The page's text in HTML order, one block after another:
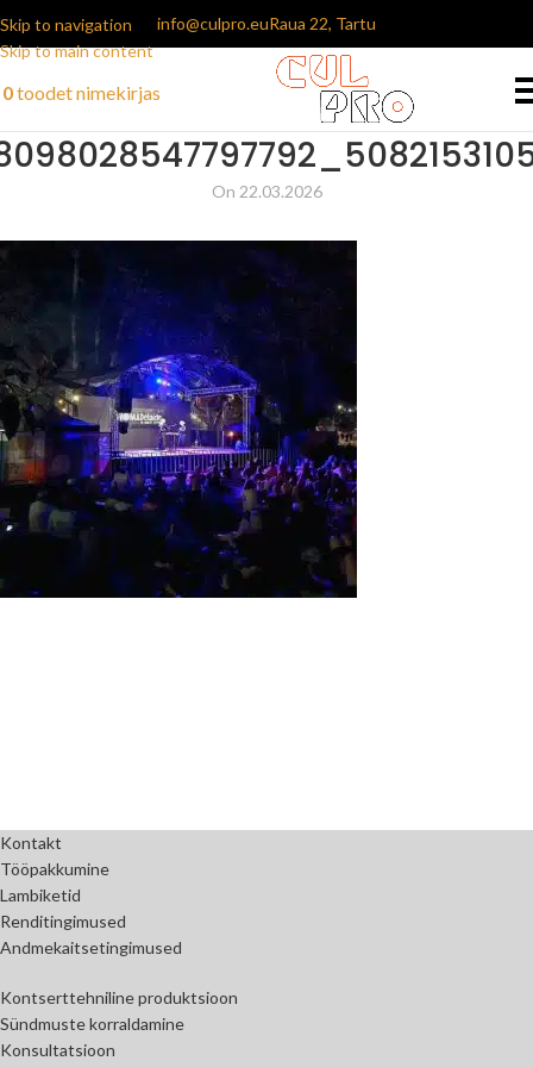
Skip to navigation
Skip to main content
info@culpro.euRaua 22, Tartu
0toodetnimekirjas
On 22.03.2026
Kontakt
Tööpakkumine
Lambiketid
Renditingimused
Andmekaitsetingimused
Kontserttehniline produktsioon
Sündmuste korraldamine
Konsultatsioon